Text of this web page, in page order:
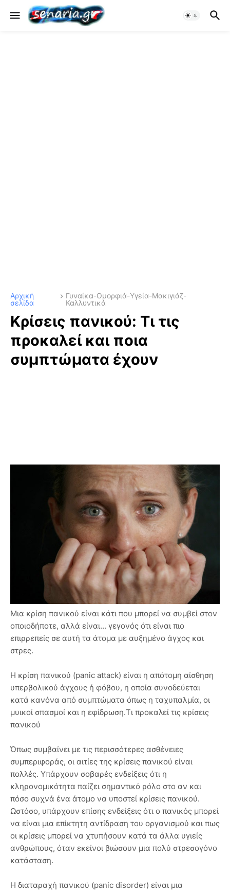
Αρχική
σελίδα
Γυναίκα-Ομορφιά-Υγεία-Μακιγιάζ-
Καλλυντικά
Κρίσεις πανικού: Τι τις
προκαλεί και ποια
συμπτώματα έχουν
Μια κρίση πανικού είναι κάτι που μπορεί να συμβεί στον
οποιοδήποτε, αλλά είναι... γεγονός ότι είναι πιο
επιρρεπείς σε αυτή τα άτομα με αυξημένο άγχος και
στρες.
Η κρίση πανικού (panic attack) είναι η απότομη αίσθηση
υπερβολικού άγχους ή φόβου, η οποία συνοδεύεται
κατά κανόνα από συμπτώματα όπως η ταχυπαλμία, οι
μυικοί σπασμοί και η εφίδρωση.Τι προκαλεί τις κρίσεις
πανικού
Όπως συμβαίνει με τις περισσότερες ασθένειες
συμπεριφοράς, οι αιτίες της κρίσεις πανικού είναι
πολλές. Υπάρχουν σοβαρές ενδείξεις ότι η
κληρονομικότητα παίζει σημαντικό ρόλο στο αν και
πόσο συχνά ένα άτομο να υποστεί κρίσεις πανικού.
Ωστόσο, υπάρχουν επίσης ενδείξεις ότι ο πανικός μπορεί
να είναι μια επίκτητη αντίδραση του οργανισμού και πως
οι κρίσεις μπορεί να χτυπήσουν κατά τα άλλα υγιείς
ανθρώπους, όταν εκείνοι βιώσουν μια πολύ στρεσογόνο
κατάσταση.
Η διαταραχή πανικού (panic disorder) είναι μια